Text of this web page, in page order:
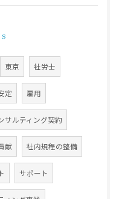
東京 社労士
定 雇用
サルティング契約
献 社内規程の整備
サポート